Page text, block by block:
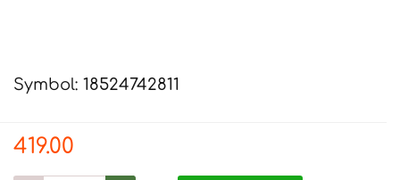
Symbol: 18524742811
419.00